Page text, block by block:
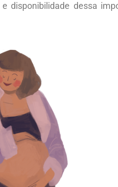
disponibilidade dessa